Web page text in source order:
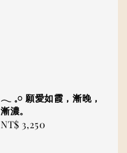
𓂃 𓈒𓏸 願愛如霞，漸晚，
漸濃。
Regular
NT$ 3,250